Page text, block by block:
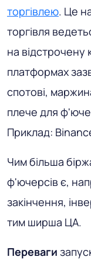
торгівлею. Це
торгівля
на відстрочену
платформах
спотові,
плече для
Приклад:
Чим більша
ф'ючерсів є,
закінчення,
тим ширша ЦА.
Переваги